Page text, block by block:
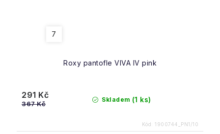
Roxy pantofle VIVA IV pink
7
Skladem (1 ks)
291 Kč
367 Kč
Kód: 1900744_PN1/10